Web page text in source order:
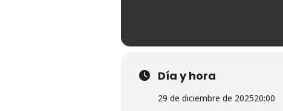
Día y hora
29 de diciembre de 202520:00